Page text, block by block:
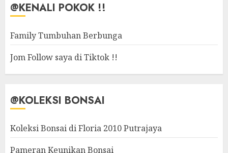
@KENALI POKOK !!
Family Tumbuhan Berbunga
Jom Follow saya di Tiktok !!
@KOLEKSI BONSAI
Koleksi Bonsai di Floria 2010 Putrajaya
Pameran Keunikan Bonsai